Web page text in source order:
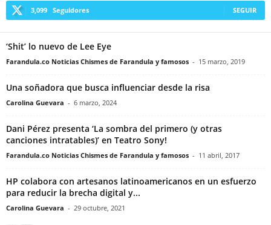
3,099 Seguidores SEGUIR
‘Shit’ lo nuevo de Lee Eye
Farandula.co Noticias Chismes de Farandula y famosos - 15 marzo, 2019
Una soñadora que busca influenciar desde la risa
Carolina Guevara - 6 marzo, 2024
Dani Pérez presenta ‘La sombra del primero (y otras
canciones intratables)’ en Teatro Sony!
Farandula.co Noticias Chismes de Farandula y famosos - 11 abril, 2017
HP colabora con artesanos latinoamericanos en un esfuerzo
para reducir la brecha digital y...
Carolina Guevara - 29 octubre, 2021